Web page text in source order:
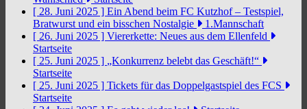
[ 28. Juni 2025 ] Ein Abend beim FC Kutzhof – Testspiel,
Bratwurst und ein bisschen Nostalgie
1.Mannschaft
[ 26. Juni 2025 ] Viererkette: Neues aus dem Ellenfeld
Startseite
[ 25. Juni 2025 ] „Konkurrenz belebt das Geschäft!“
Startseite
[ 25. Juni 2025 ] Tickets für das Doppelgastspiel des FCS
Startseite